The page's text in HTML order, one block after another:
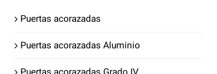
Puertas acorazadas
Puertas acorazadas Aluminio